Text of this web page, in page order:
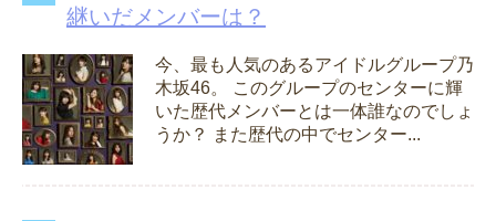
継いだメンバーは？
今、最も人気のあるアイドルグループ乃
木坂46。 このグループのセンターに輝
いた歴代メンバーとは一体誰なのでしょ
うか？ また歴代の中でセンター...